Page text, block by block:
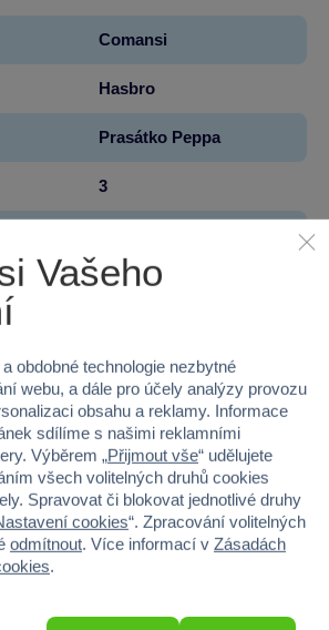
Comansi
Hasbro
Prasátko Peppa
3
PLAST
7
3
27
Vašeho
obdobné technologie nezbytné
webu, a dále pro účely analýzy provozu
obsahu a reklamy. Informace
sdílíme s našimi reklamními
Výběrem „Přijmout vše“ udělujete
všech volitelných druhů cookies
Spravovat či blokovat jednotlivé druhy
cookies“. Zpracování volitelných
odmítnout. Více informací v Zásadách
.